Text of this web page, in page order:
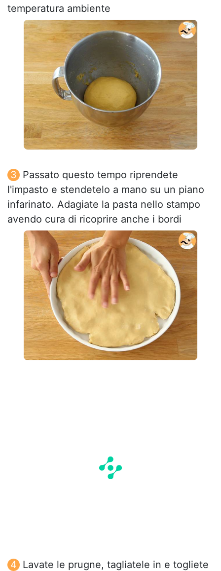
temperatura ambiente
Passato questo tempo riprendete
l'impasto e stendetelo a mano su un piano
infarinato. Adagiate la pasta nello stampo
avendo cura di ricoprire anche i bordi
Lavate le prugne, tagliatele in e togliete